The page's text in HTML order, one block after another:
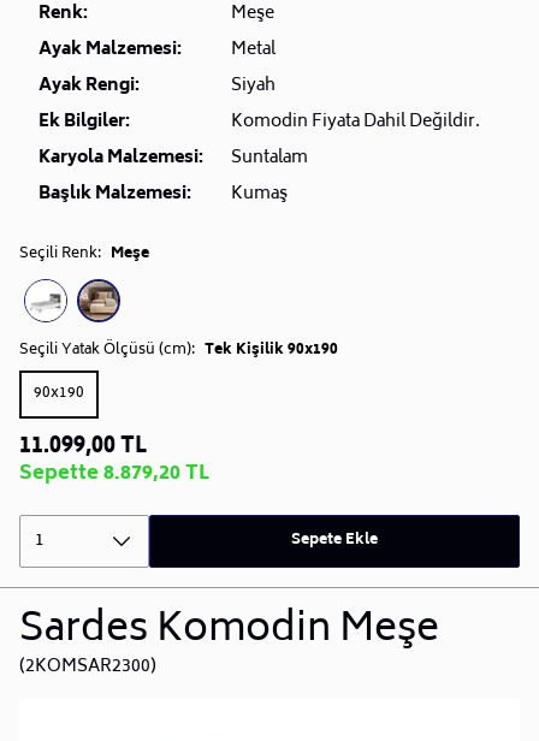
Renk:
Meşe
Ayak Malzemesi:
Metal
Ayak Rengi:
Siyah
Ek Bilgiler:
Komodin Fiyata Dahil Değildir.
Karyola Malzemesi:
Suntalam
Başlık Malzemesi:
Kumaş
Seçili Renk: Meşe
Seçili Yatak Ölçüsü (cm): Tek Kişilik 90x190
90x190
11.099,00 TL
Sepette 8.879,20 TL
1 Sepete Ekle
Sardes Komodin Meşe
(2KOMSAR2300)